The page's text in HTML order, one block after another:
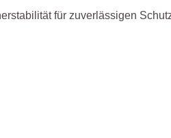
für zuverlässigen